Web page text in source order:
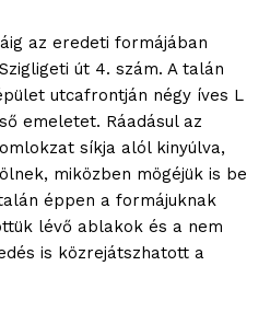
az eredeti formájában
út 4. szám. A talán
utcafrontján négy íves L
emeletet. Ráadásul az
síkja alól kinyúlva,
miközben mögéjük is be
éppen a formájuknak
lévő ablakok és a nem
is közrejátszhatott a